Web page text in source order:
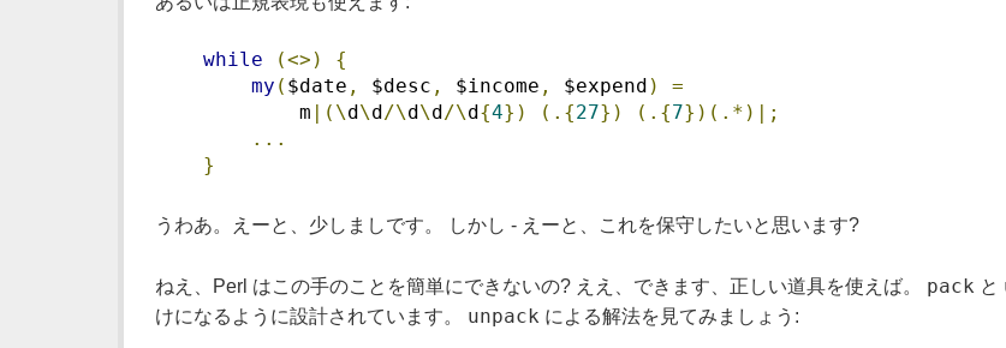
while (<>)
{
my ( $date , $desc , $income , $expend )
=
m |(\d \d /\d \d /\d {4}) (.{27}) (.{7})(.*)|;
...
}
うわあ。えーと、少しましです。 しかし - えーと、これを保守したいと思います?
ねえ、Perl はこの手のことを簡単にできないの? ええ、できます、正しい道具を使えば。 pack と
けになるように設計されています。 unpack による解法を見てみましょう: